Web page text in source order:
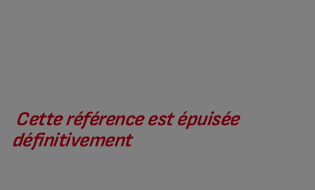
Cette référence est épuisée
définitivement